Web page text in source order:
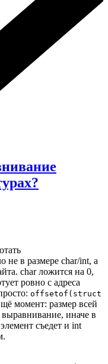
не в размере char/int, а
char ложится на 0,
ровно с адреса
offsetof(struct
момент: размер всей
иначе в
съедет и int